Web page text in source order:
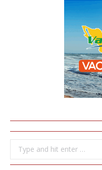
Search: